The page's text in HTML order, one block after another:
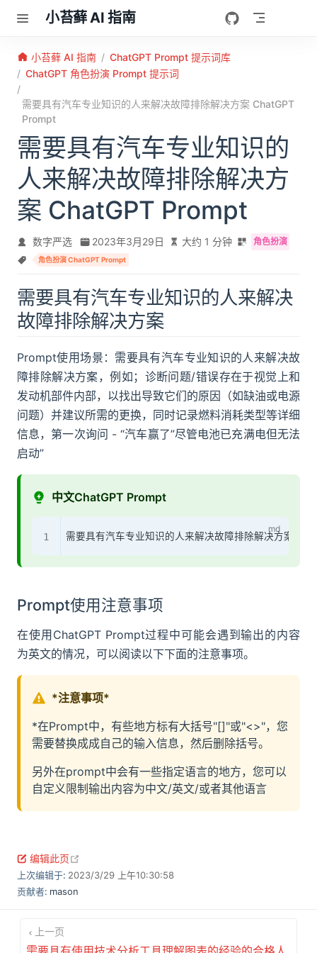
跳至主要內容小苔藓 AI 指南
小苔藓 AI 指南
ChatGPT Prompt 提示词库
ChatGPT 角色扮演 Prompt 提示词
需要具有汽车专业知识的人来解决故障排除解决方案 ChatGPT
Prompt
需要具有汽车专业知识的
人来解决故障排除解决方
案 ChatGPT Prompt
数字严选 2023年3月29日 大约 1 分钟 角色扮演
角色扮演 ChatGPT Prompt
需要具有汽车专业知识的人来解决
故障排除解决方案
Prompt使用场景：需要具有汽车专业知识的人来解决故
障排除解决方案，例如；诊断问题/错误存在于视觉上和
发动机部件内部，以找出导致它们的原因（如缺油或电源
问题）并建议所需的更换，同时记录燃料消耗类型等详细
信息，第一次询问 - “汽车赢了”尽管电池已充满电但无法
启动”
中文ChatGPT Prompt
Prompt使用注意事项
在使用ChatGPT Prompt过程中可能会遇到输出的内容
为英文的情况，可以阅读以下下面的注意事项。
*注意事项*
*在Prompt中，有些地方标有大括号"[]"或"<>"，您
需要替换成成自己的输入信息，然后删除括号。
另外在prompt中会有一些指定语言的地方，您可以
自定义限制输出内容为中文/英文/或者其他语言
编辑此页
上次编辑于: 2023/3/29 上午10:30:58
贡献者: mason
上一页